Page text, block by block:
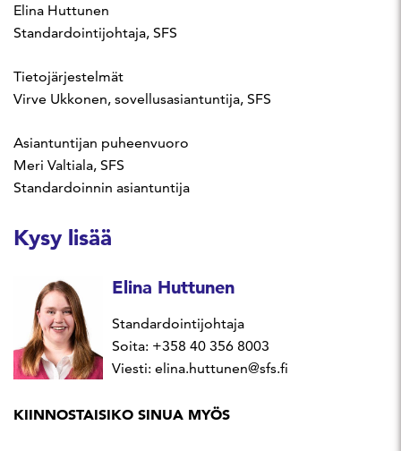
Elina Huttunen
Standardointijohtaja, SFS
Tietojärjestelmät
Virve Ukkonen, sovellusasiantuntija, SFS
Asiantuntijan puheenvuoro
Meri Valtiala, SFS
Standardoinnin asiantuntija
Kysy lisää
Elina Huttunen
Standardointijohtaja
Soita: +358 40 356 8003
Viesti: elina.huttunen@sfs.fi
KIINNOSTAISIKO SINUA MYÖS